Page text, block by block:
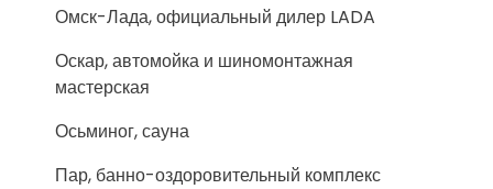
Омск-Лада, официальный дилер LADA
Оскар, автомойка и шиномонтажная
мастерская
Осьминог, сауна
Пар, банно-оздоровительный комплекс